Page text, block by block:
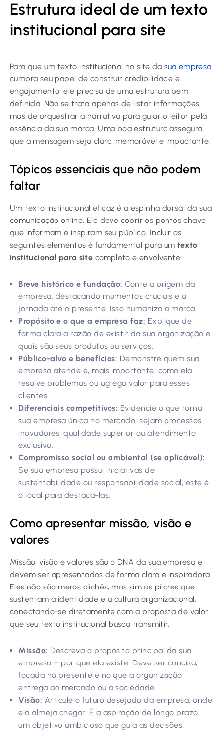
Estrutura ideal de um texto
institucional para site
Para que um texto institucional no site dasua empresa
cumpra seu papel de construir credibilidade e
engajamento, ele precisa de uma estrutura bem
definida. Não se trata apenas de listar informações,
mas de orquestrar a narrativa para guiar o leitor pela
essência da sua marca. Uma boa estrutura assegura
que a mensagem seja clara, memorável e impactante.
Tópicos essenciais que não podem
faltar
Um texto institucional eficaz é a espinha dorsal da sua
comunicação online. Ele deve cobrir os pontos chave
que informam e inspiram seu público. Incluir os
seguintes elementos é fundamental para um texto
institucional para site completo e envolvente:
Breve histórico e fundação: Conte a origem da
empresa, destacando momentos cruciais e a
jornada até o presente. Isso humaniza a marca.
Propósito e o que a empresa faz: Explique de
forma clara a razão de existir da sua organização e
quais são seus produtos ou serviços.
Público-alvo e benefícios: Demonstre quem sua
empresa atende e, mais importante, como ela
resolve problemas ou agrega valor para esses
clientes.
Diferenciais competitivos: Evidencie o que torna
sua empresa única no mercado, sejam processos
inovadores, qualidade superior ou atendimento
exclusivo.
Compromisso social ou ambiental (se aplicável):
Se sua empresa possui iniciativas de
sustentabilidade ou responsabilidade social, este é
o local para destacá-las.
Como apresentar missão, visão e
valores
Missão, visão e valores são o DNA da sua empresa e
devem ser apresentados de forma clara e inspiradora.
Eles não são meros clichês, mas sim os pilares que
sustentam a identidade e a cultura organizacional,
conectando-se diretamente com a proposta de valor
que seu texto institucional busca transmitir.
Missão: Descreva o propósito principal da sua
empresa – por que ela existe. Deve ser concisa,
focada no presente e no que a organização
entrega ao mercado ou à sociedade.
Visão: Articule o futuro desejado da empresa, onde
ela almeja chegar. É a aspiração de longo prazo,
um objetivo ambicioso que guia as decisões